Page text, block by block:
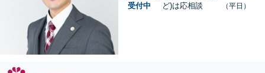
受付中
ど)は応相談
（平日）